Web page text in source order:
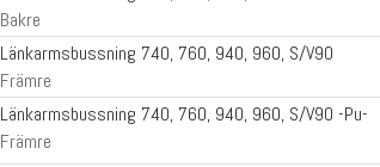
Bakre
Länkarmsbussning 740, 760, 940, 960, S/V90
Främre
Länkarmsbussning 740, 760, 940, 960, S/V90 -Pu-
Främre